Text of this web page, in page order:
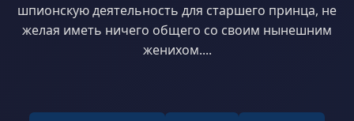
шпионскую деятельность для старшего принца, не
желая иметь ничего общего со своим нынешним
женихом....